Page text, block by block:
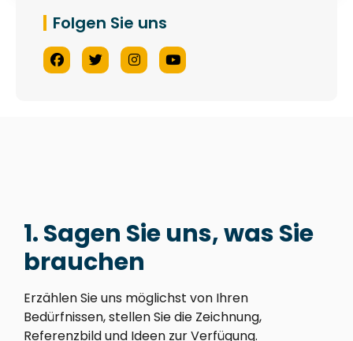
Folgen Sie uns
1. Sagen Sie uns, was Sie
brauchen
Erzählen Sie uns möglichst von Ihren
Bedürfnissen, stellen Sie die Zeichnung,
Referenzbild und Ideen zur Verfügung.